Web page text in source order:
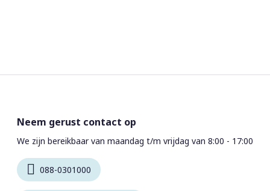
Neem gerust contact op
We zijn bereikbaar van maandag t/m vrijdag van 8:00 - 17:00
088-0301000